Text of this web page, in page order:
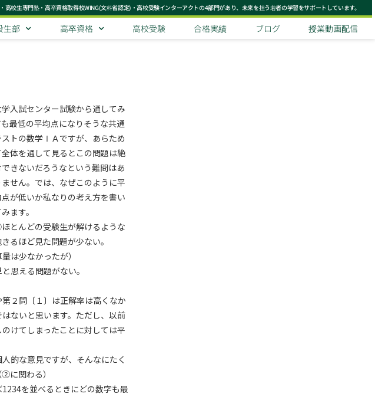
高校生専門塾・高卒資格取得校WING(文科省認定)・高校受験インターアクトの4部門があり、未来を担う若者の学習をサポートしています。
生部 高卒資格 高校受験 合格実績 ブログ 授業動画配信
入試センター試験から通してみ
も最低の平均点になりそうな共通
ストの数学ⅠＡですが、あらため
全体を通して見るとこの問題は絶
きないだろうなという難問はあ
ません。では、なぜこのように平
が低いか私なりの考え方を書い
ます。
とんどの受験生が解けるような
るほど見た問題が少ない。
は少なかったが）
思える問題がない。
２問〔１〕は正解率は高くなか
ないと思います。ただし、以前
けてしまったことに対しては平
的な意見ですが、そんなにたく
に関わる）
を並べるときにどの数字も最